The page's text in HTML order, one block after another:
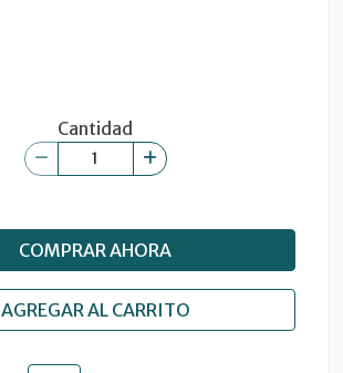
Cantidad
COMPRAR AHORA
AGREGAR AL CARRITO